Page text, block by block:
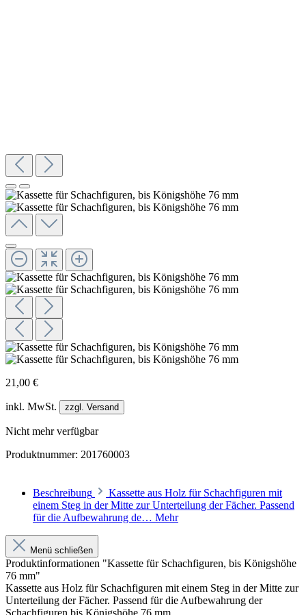
21,00 €
inkl. MwSt. zzgl. Versand
Nicht mehr verfügbar
Produktnummer: 201760003
Beschreibung
Kassette aus Holz für Schachfiguren mit
einem Steg in der Mitte zur Unterteilung der Fächer. Passend
für die Aufbewahrung de… Mehr
Menü schließen
Produktinformationen "Kassette für Schachfiguren, bis Königshöhe
76 mm"
Kassette aus Holz für Schachfiguren mit einem Steg in der Mitte zur
Unterteilung der Fächer. Passend für die Aufbewahrung der
Schachfiguren bis Königshöhe 76 mm.